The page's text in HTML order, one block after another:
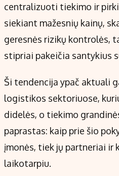
centralizuoti tiekimo ir
siekiant mažesnių kainų,
geresnės rizikų kontrolės,
stipriai pakeičia santykius
Ši tendencija ypač aktuali
logistikos sektoriuose,
didelės, o tiekimo
paprastas: kaip prie šio
įmonės, tiek jų partneriai ir
laikotarpiu.